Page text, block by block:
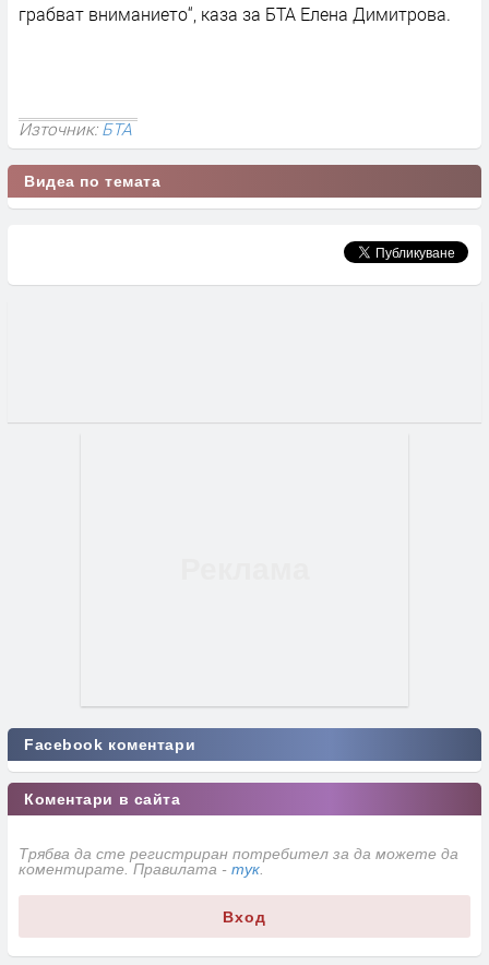
грабват вниманието“, каза за БТА Елена Димитрова.
Източник:БТА
Видеа по темата
Facebook коментари
Коментари в сайта
Трябва да сте регистриран потребител за да можете да
коментирате. Правилата - тук
Вход